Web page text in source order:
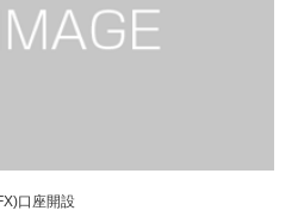
口座開設